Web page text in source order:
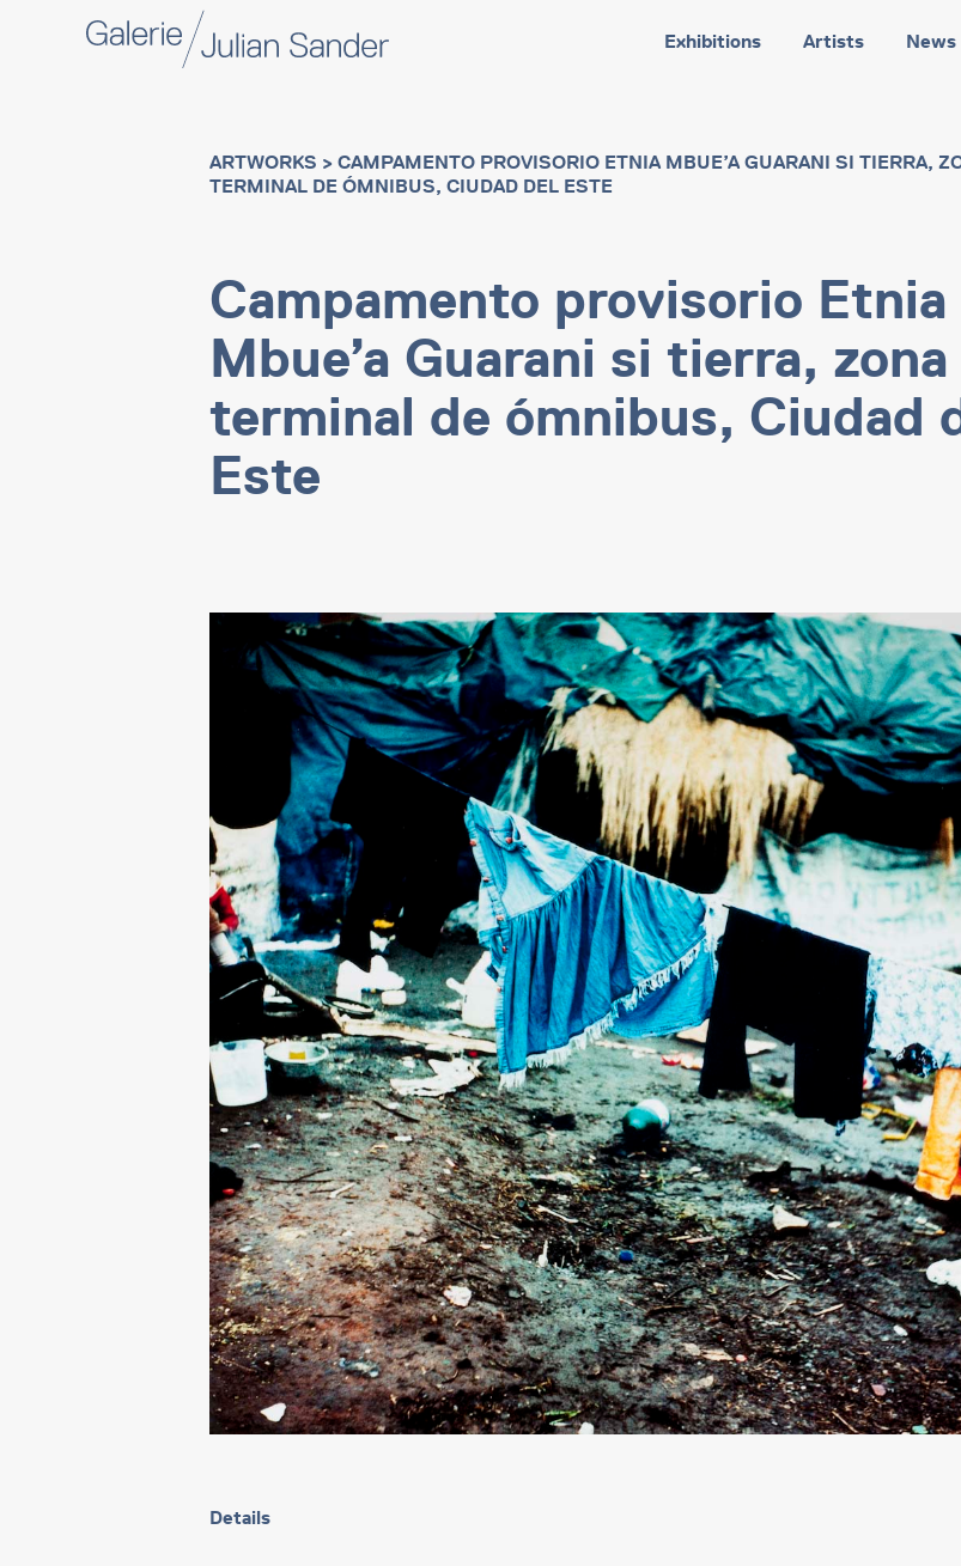
Exhibitions Artists News
ARTWORKS > CAMPAMENTO PROVISORIO ETNIA MBUE’A GUARANI SI TIERRA,
TERMINAL DE ÓMNIBUS, CIUDAD DEL ESTE
Campamento provisorio Etnia
Mbue’a Guarani si tierra, zona
terminal de ómnibus, Ciudad
Este
Details